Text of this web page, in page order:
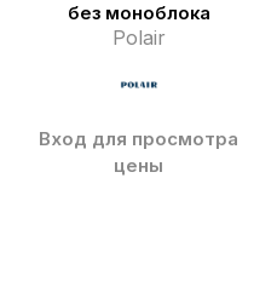
без моноблока
Polair
Вход для просмотра
цены